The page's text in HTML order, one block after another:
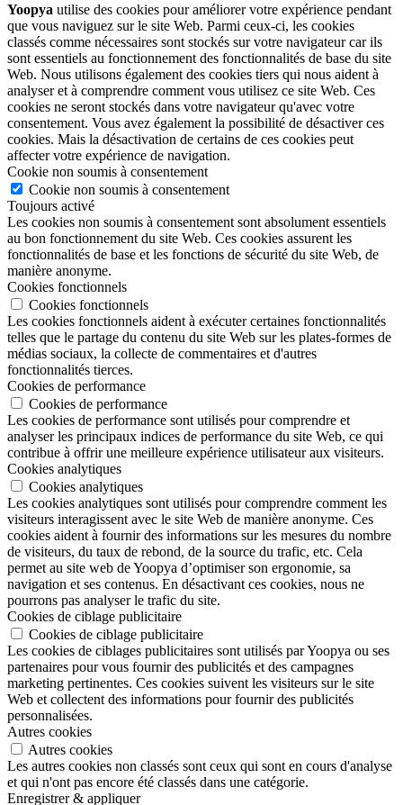
Yoopya utilise des cookies pour améliorer votre expérience pendant
que vous naviguez sur le site Web. Parmi ceux-ci, les cookies
classés comme nécessaires sont stockés sur votre navigateur car ils
sont essentiels au fonctionnement des fonctionnalités de base du site
Web. Nous utilisons également des cookies tiers qui nous aident à
analyser et à comprendre comment vous utilisez ce site Web. Ces
cookies ne seront stockés dans votre navigateur qu'avec votre
consentement. Vous avez également la possibilité de désactiver ces
cookies. Mais la désactivation de certains de ces cookies peut
affecter votre expérience de navigation.
Cookie non soumis à consentement
Cookie non soumis à consentement
Toujours activé
Les cookies non soumis à consentement sont absolument essentiels
au bon fonctionnement du site Web. Ces cookies assurent les
fonctionnalités de base et les fonctions de sécurité du site Web, de
manière anonyme.
Cookies fonctionnels
Cookies fonctionnels
Les cookies fonctionnels aident à exécuter certaines fonctionnalités
telles que le partage du contenu du site Web sur les plates-formes de
médias sociaux, la collecte de commentaires et d'autres
fonctionnalités tierces.
Cookies de performance
Cookies de performance
Les cookies de performance sont utilisés pour comprendre et
analyser les principaux indices de performance du site Web, ce qui
contribue à offrir une meilleure expérience utilisateur aux visiteurs.
Cookies analytiques
Cookies analytiques
Les cookies analytiques sont utilisés pour comprendre comment les
visiteurs interagissent avec le site Web de manière anonyme. Ces
cookies aident à fournir des informations sur les mesures du nombre
de visiteurs, du taux de rebond, de la source du trafic, etc. Cela
permet au site web de Yoopya d’optimiser son ergonomie, sa
navigation et ses contenus. En désactivant ces cookies, nous ne
pourrons pas analyser le trafic du site.
Cookies de ciblage publicitaire
Cookies de ciblage publicitaire
Les cookies de ciblages publicitaires sont utilisés par Yoopya ou ses
partenaires pour vous fournir des publicités et des campagnes
marketing pertinentes. Ces cookies suivent les visiteurs sur le site
Web et collectent des informations pour fournir des publicités
personnalisées.
Autres cookies
Autres cookies
Les autres cookies non classés sont ceux qui sont en cours d'analyse
et qui n'ont pas encore été classés dans une catégorie.
Enregistrer & appliquer